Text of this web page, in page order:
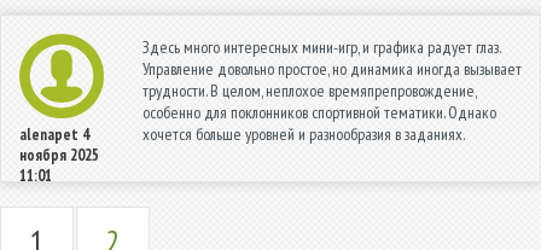
alenapet 4
ноября 2025
11:01
Здесь много интересных мини-игр, и графика радует глаз.
Управление довольно простое, но динамика иногда вызывает
трудности. В целом, неплохое времяпрепровождение,
особенно для поклонников спортивной тематики. Однако
хочется больше уровней и разнообразия в заданиях.
1 2